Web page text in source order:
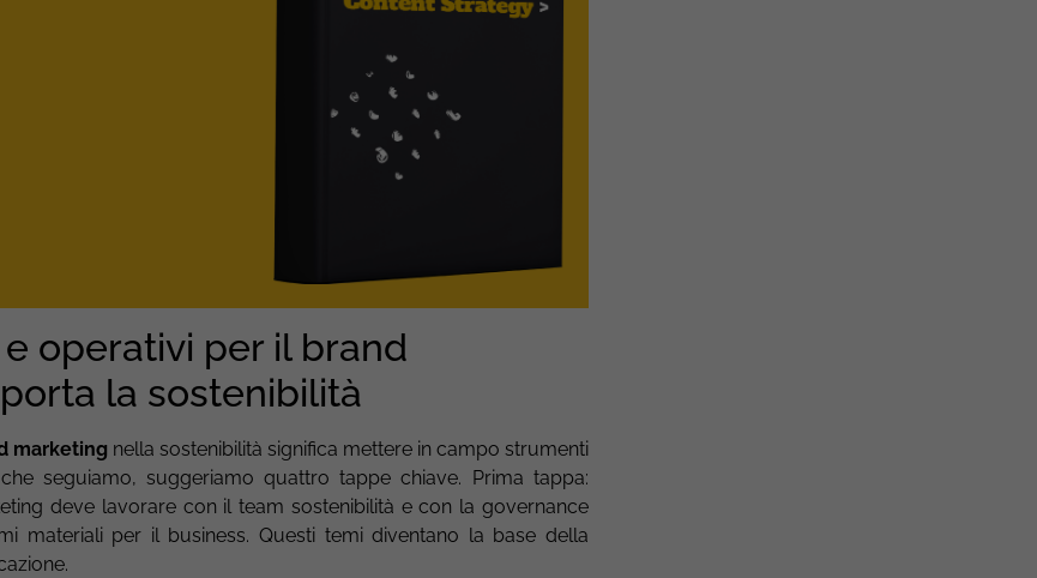
operativi per il brand
la sostenibilità
marketing nella sostenibilità significa mettere in campo strumenti
seguiamo, suggeriamo quattro tappe chiave. Prima tappa:
deve lavorare con il team sostenibilità e con la governance
materiali per il business. Questi temi diventano la base della